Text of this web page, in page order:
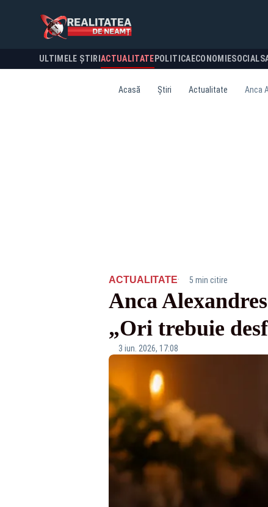
ULTIMELE ȘTIRI ACTUALITATE POLITICA ECONOMIESOCIAL
Acasă Știri Actualitate Anca
ACTUALITATE· 5 min citire
Anca
„Ori trebuie
3 iun. 2026, 17:08